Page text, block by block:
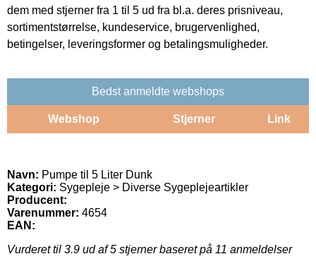
dem med stjerner fra 1 til 5 ud fra bl.a. deres prisniveau,
sortimentstørrelse, kundeservice, brugervenlighed,
betingelser, leveringsformer og betalingsmuligheder.
Bedst anmeldte webshops
Webshop Stjerner Link
Navn: Pumpe til 5 Liter Dunk
Kategori: Sygepleje > Diverse Sygeplejeartikler
Producent:
Varenummer: 4654
EAN:
Vurderet til 3.9 ud af 5 stjerner baseret på 11 anmeldelser